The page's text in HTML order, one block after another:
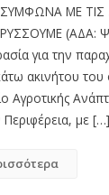
ΜΕ ΤΙΣ
(ΑΔΑ:
για την
ακινήτου του
Αγροτικής
Περιφέρεια, με […]